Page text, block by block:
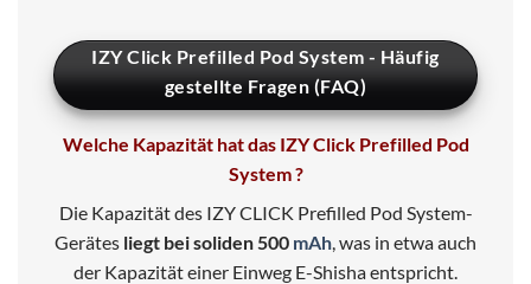
IZY Click Prefilled Pod System - Häufig
gestellte Fragen (FAQ)
Welche Kapazität hat das IZY Click Prefilled Pod
System ?
Die Kapazität des IZY CLICK Prefilled Pod System-
Gerätes liegt bei soliden 500 mAh , was in etwa auch
der Kapazität einer Einweg E-Shisha entspricht.